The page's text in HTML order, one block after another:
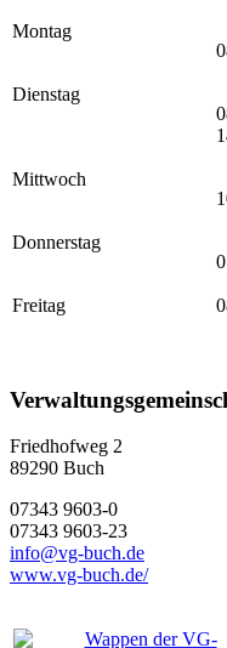
Montag
Dienstag
Mittwoch
Donnerstag
Freitag
Friedhofweg 2
89290 Buch
07343 9603-0
07343 9603-23
info@vg-buch.de
www.vg-buch.de/